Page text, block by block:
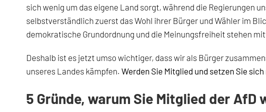
sich wenig um das eigene Land sorgt, während die Regierungen
selbstverständlich zuerst das Wohl ihrer Bürger und Wähler im
demokratische Grundordnung und die Meinungsfreiheit stehen
Deshalb ist es jetzt umso wichtiger, dass wir als Bürger
unseres Landes kämpfen. Werden Sie Mitglied und setzen Sie
5 Gründe, warum Sie Mitglied der AfD